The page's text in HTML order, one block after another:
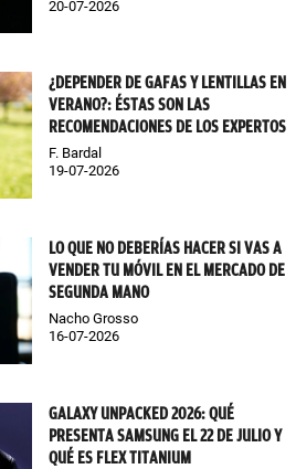
20-07-2026
¿DEPENDER DE GAFAS Y LENTILLAS EN
VERANO?: ÉSTAS SON LAS
RECOMENDACIONES DE LOS EXPERTOS
F. Bardal
19-07-2026
LO QUE NO DEBERÍAS HACER SI VAS A
VENDER TU MÓVIL EN EL MERCADO DE
SEGUNDA MANO
Nacho Grosso
16-07-2026
GALAXY UNPACKED 2026: QUÉ
PRESENTA SAMSUNG EL 22 DE JULIO Y
QUÉ ES FLEX TITANIUM